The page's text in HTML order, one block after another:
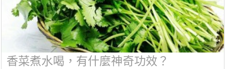
香菜煮水喝，有什麼神奇功效？